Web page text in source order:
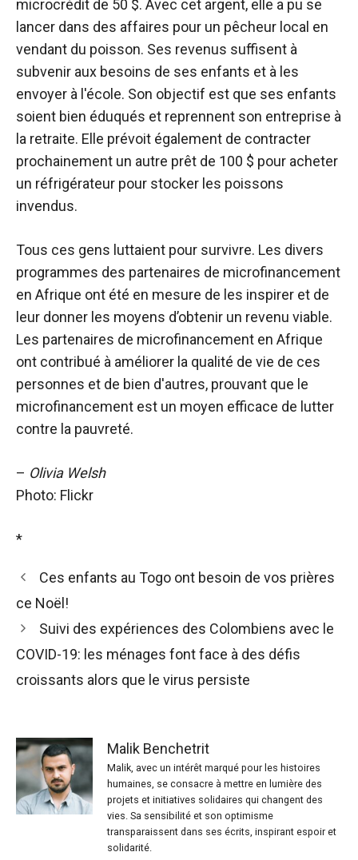
microcrédit de 50 $. Avec cet argent, elle a pu se
lancer dans des affaires pour un pêcheur local en
vendant du poisson. Ses revenus suffisent à
subvenir aux besoins de ses enfants et à les
envoyer à l'école. Son objectif est que ses enfants
soient bien éduqués et reprennent son entreprise à
la retraite. Elle prévoit également de contracter
prochainement un autre prêt de 100 $ pour acheter
un réfrigérateur pour stocker les poissons
invendus.
Tous ces gens luttaient pour survivre. Les divers
programmes des partenaires de microfinancement
en Afrique ont été en mesure de les inspirer et de
leur donner les moyens d’obtenir un revenu viable.
Les partenaires de microfinancement en Afrique
ont contribué à améliorer la qualité de vie de ces
personnes et de bien d'autres, prouvant que le
microfinancement est un moyen efficace de lutter
contre la pauvreté.
– Olivia Welsh
Photo: Flickr
*
Ces enfants au Togo ont besoin de vos prières
ce Noël!
Suivi des expériences des Colombiens avec le
COVID-19: les ménages font face à des défis
croissants alors que le virus persiste
Malik Benchetrit
Malik, avec un intérêt marqué pour les histoires
humaines, se consacre à mettre en lumière des
projets et initiatives solidaires qui changent des
vies. Sa sensibilité et son optimisme
transparaissent dans ses écrits, inspirant espoir et
solidarité.